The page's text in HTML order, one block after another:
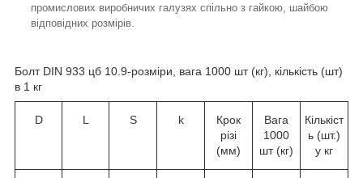
промислових виробничих галузях спільно з гайкою, шайбою
відповідних розмірів.
Болт DIN 933 цб 10.9-розміри, вага 1000 шт (кг), кількість (шт)
в 1 кг
D L S k
Крок
різі
(мм)
Вага
1000
шт (кг)
Кількіст
ь (шт.)
у кг